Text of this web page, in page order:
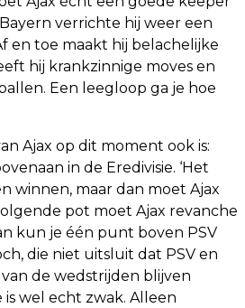
verrichte hij weer een
en toe maakt hij belachelijke
hij krankzinnige moves en
Een leegloop ga je hoe
Ajax op dit moment ook is:
in de Eredivisie. ‘Het
winnen, maar dan moet Ajax
pot moet Ajax revanche
kun je één punt boven PSV
die niet uitsluit dat PSV en
de wedstrijden blijven
is wel echt zwak. Alleen